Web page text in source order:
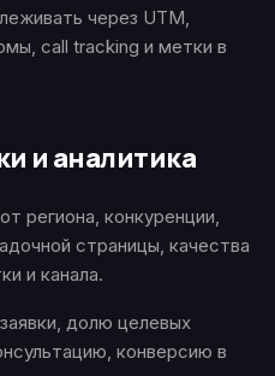
через UTM,
call tracking и метки в
и аналитика
региона, конкуренции,
страницы, качества
и канала.
долю целевых
конверсию в